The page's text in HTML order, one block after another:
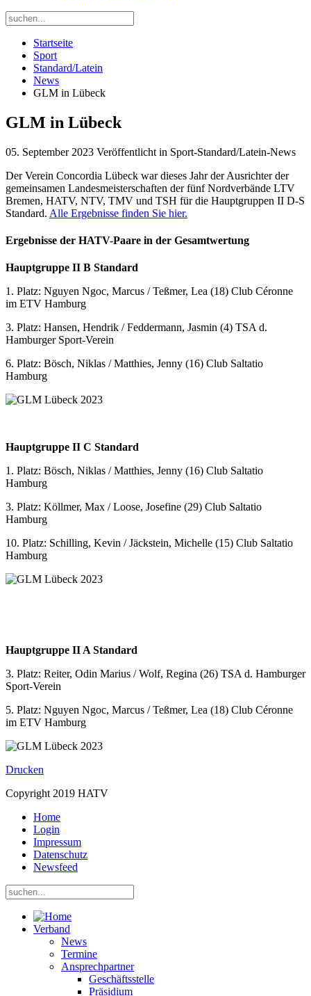
Startseite
Sport
Standard/Latein
News
GLM in Lübeck
GLM in Lübeck
05. September 2023 Veröffentlicht in Sport-Standard/Latein-News
Der Verein Concordia Lübeck war dieses Jahr der Ausrichter der
gemeinsamen Landesmeisterschaften der fünf Nordverbände LTV
Bremen, HATV, NTV, TMV und TSH für die Hauptgruppen II D-S
Standard. Alle Ergebnisse finden Sie hier.
Ergebnisse der HATV-Paare in der Gesamtwertung
Hauptgruppe II B Standard
1. Platz: Nguyen Ngoc, Marcus / Teßmer, Lea (18) Club Céronne
im ETV Hamburg
3. Platz: Hansen, Hendrik / Feddermann, Jasmin (4) TSA d.
Hamburger Sport-Verein
6. Platz: Bösch, Niklas / Matthies, Jenny (16) Club Saltatio
Hamburg
Hauptgruppe II C Standard
1. Platz: Bösch, Niklas / Matthies, Jenny (16) Club Saltatio
Hamburg
3. Platz: Köllmer, Max / Loose, Josefine (29) Club Saltatio
Hamburg
10. Platz: Schilling, Kevin / Jäckstein, Michelle (15) Club Saltatio
Hamburg
Hauptgruppe II A Standard
3. Platz: Reiter, Odin Marius / Wolf, Regina (26) TSA d. Hamburger
Sport-Verein
5. Platz: Nguyen Ngoc, Marcus / Teßmer, Lea (18) Club Céronne
im ETV Hamburg
Drucken
Copyright 2019 HATV
Home
Login
Impressum
Datenschutz
Newsfeed
Verband
News
Termine
Ansprechpartner
Geschäftsstelle
Präsidium